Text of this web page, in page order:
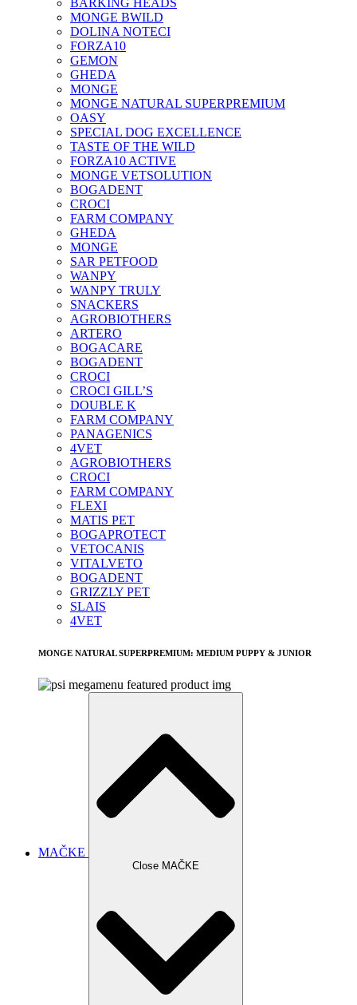
BARKING HEADS
MONGE BWILD
DOLINA NOTECI
FORZA10
GEMON
GHEDA
MONGE
MONGE NATURAL SUPERPREMIUM
OASY
SPECIAL DOG EXCELLENCE
TASTE OF THE WILD
FORZA10 ACTIVE
MONGE VETSOLUTION
BOGADENT
CROCI
FARM COMPANY
GHEDA
MONGE
SAR PETFOOD
WANPY
WANPY TRULY
SNACKERS
AGROBIOTHERS
ARTERO
BOGACARE
BOGADENT
CROCI
CROCI GILL’S
DOUBLE K
FARM COMPANY
PANAGENICS
4VET
AGROBIOTHERS
CROCI
FARM COMPANY
FLEXI
MATIS PET
BOGAPROTECT
VETOCANIS
VITALVETO
BOGADENT
GRIZZLY PET
SLAIS
4VET
MONGE NATURAL SUPERPREMIUM: MEDIUM PUPPY & JUNIOR
MAČKE
Close MAČKE